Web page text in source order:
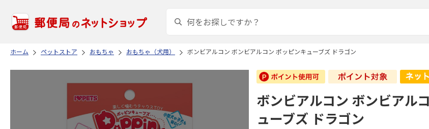
ホーム ペットストア おもちゃ おもちゃ（犬用） ボンビアルコン ボンビアルコン ポッピンキューブズ ドラゴン
ボンビアルコン ボンビアル
ューブズ ドラゴン